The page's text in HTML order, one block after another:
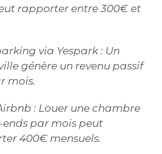
rapporter entre 300€ et
via Yespark : Un
génère un revenu passif
mois.
: Louer une chambre
par mois peut
400€ mensuels.